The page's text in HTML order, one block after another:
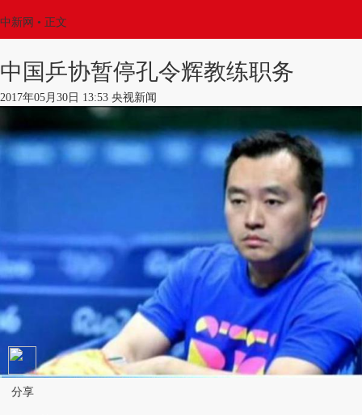
中新网 • 正文
中国乒协暂停孔令辉教练职务
2017年05月30日 13:53 央视新闻
分享